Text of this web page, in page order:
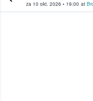
za 10 okt. 2026 • 19:00 at